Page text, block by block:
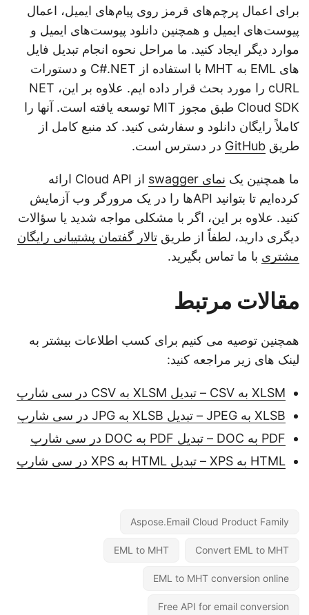
برای اعمال پرچم‌های قرمز روی پیام‌های ایمیل، اعمال
پیوست‌های ایمیل و همچنین دانلود پیوست‌های ایمیل و
موارد دیگر ایجاد کنید. ما مراحل نحوه انجام تبدیل فایل
های EML به MHT با استفاده از C#.NET و دستورات
cURL را مورد بحث قرار داده ایم. علاوه بر این، NET
Cloud SDK طبق مجوز MIT توسعه یافته است. آنها را
کاملاً رایگان دانلود و سفارشی کنید. کد منبع کامل از
طریقGitHubدر دسترس است.
ما همچنین یکنمای swagger
از Cloud API ارائه
کرده‌ایم تا بتوانید APIها را در یک مرورگر وب آزمایش
کنید. علاوه بر این، اگر با مشکلی مواجه شدید یا سؤالات
دیگری دارید، لطفاً از طریقتالار گفتمان پشتیبانی رایگان
مشتریبا ما تماس بگیرید.
مقالات مرتبط
همچنین توصیه می کنیم برای کسب اطلاعات بیشتر به
لینک های زیر مراجعه کنید:
XLSM به CSV – تبدیل XLSM به CSV در سی شارپ
XLSB به JPEG – تبدیل XLSB به JPG در سی شارپ
PDF به DOC – تبدیل PDF به DOC در سی شارپ
HTML به XPS – تبدیل HTML به XPS در سی شارپ
Aspose.Email Cloud Product Family
Convert EML to MHT
EML to MHT
EML to MHT conversion online
Free API for email conversion